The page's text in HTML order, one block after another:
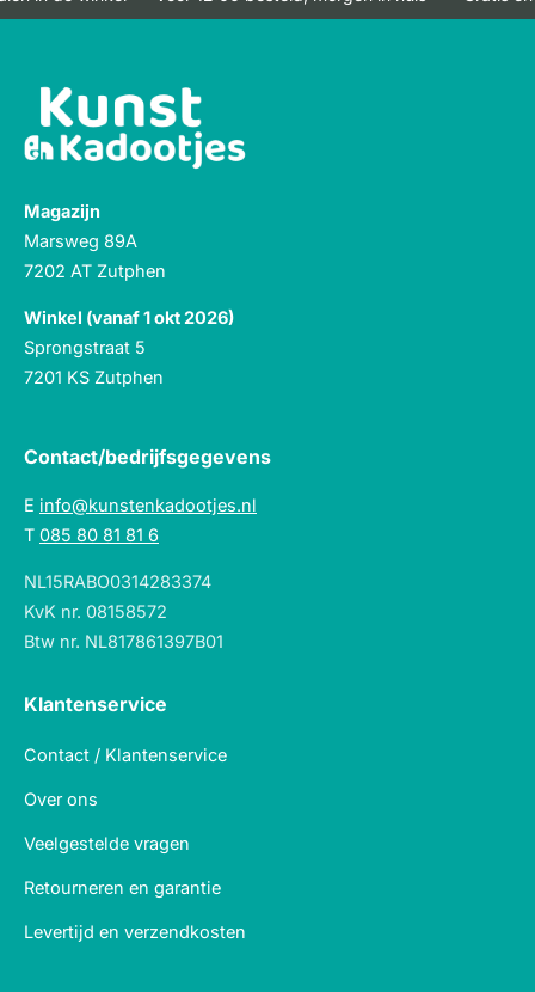
Magazijn
Marsweg 89A
7202 AT Zutphen
Winkel (vanaf 1 okt 2026)
Sprongstraat 5
7201 KS Zutphen
Contact/bedrijfsgegevens
E info@kunstenkadootjes.nl
T 085 80 81 81 6
NL15RABO0314283374
KvK nr. 08158572
Btw nr. NL817861397B01
Klantenservice
Contact / Klantenservice
Over ons
Veelgestelde vragen
Retourneren en garantie
Levertijd en verzendkosten